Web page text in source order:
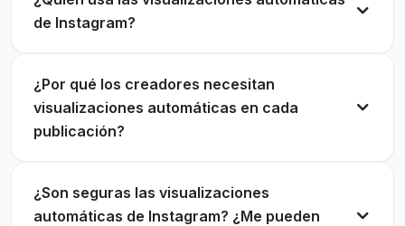
El precio por publicación facilitó la elaboración
del presupuesto. No hubo sorpresas.
Chloe Dawson
Cada Reel obtiene una ventaja inicial. Mi alcance
orgánico aumentó en dos semanas.
de Instagram?
¿Por qué los creadores necesitan
visualizaciones automáticas en cada
publicación?
¿Son seguras las visualizaciones
automáticas de Instagram? ¿Me pueden